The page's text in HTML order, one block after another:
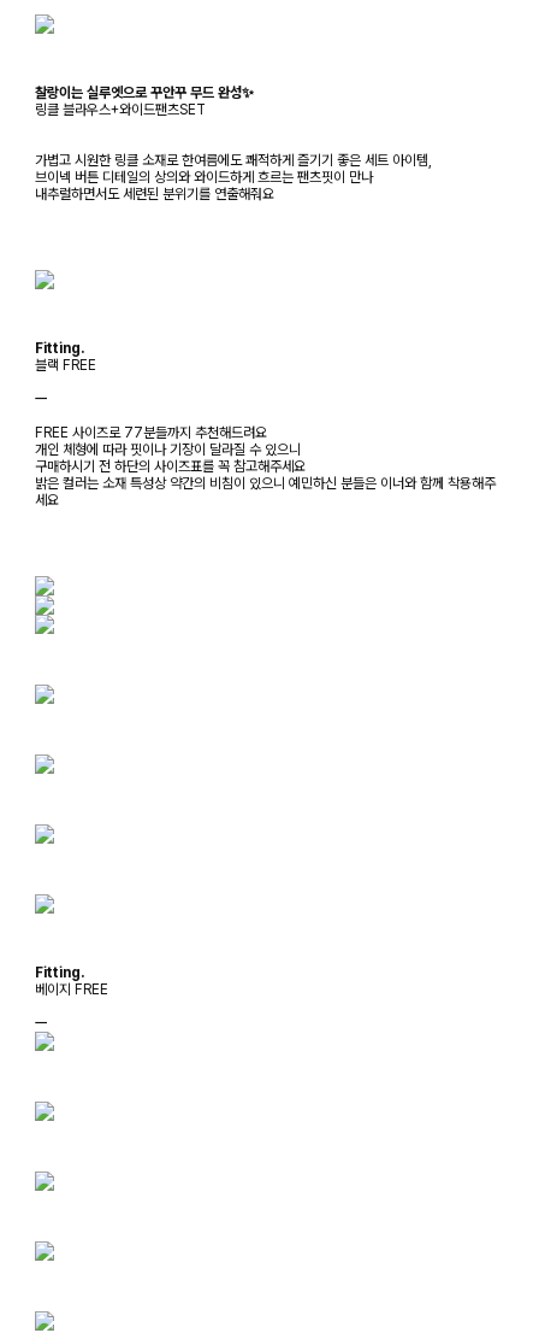
찰랑이는 실루엣으로 꾸안꾸 무드 완성✨
링클 블라우스+와이드팬츠SET
가볍고 시원한 링클 소재로 한여름에도 쾌적하게 즐기기 좋은 세트 아이템,
브이넥 버튼 디테일의 상의와 와이드하게 흐르는 팬츠핏이 만나
내추럴하면서도 세련된 분위기를 연출해줘요
Fitting.
블랙 FREE
ㅡ
FREE 사이즈로 77분들까지 추천해드려요
개인 체형에 따라 핏이나 기장이 달라질 수 있으니
구매하시기 전 하단의 사이즈표를 꼭 참고해주세요
밝은 컬러는 소재 특성상 약간의 비침이 있으니 예민하신 분들은 이너와 함께 착용해주
세요
Fitting.
베이지 FREE
ㅡ